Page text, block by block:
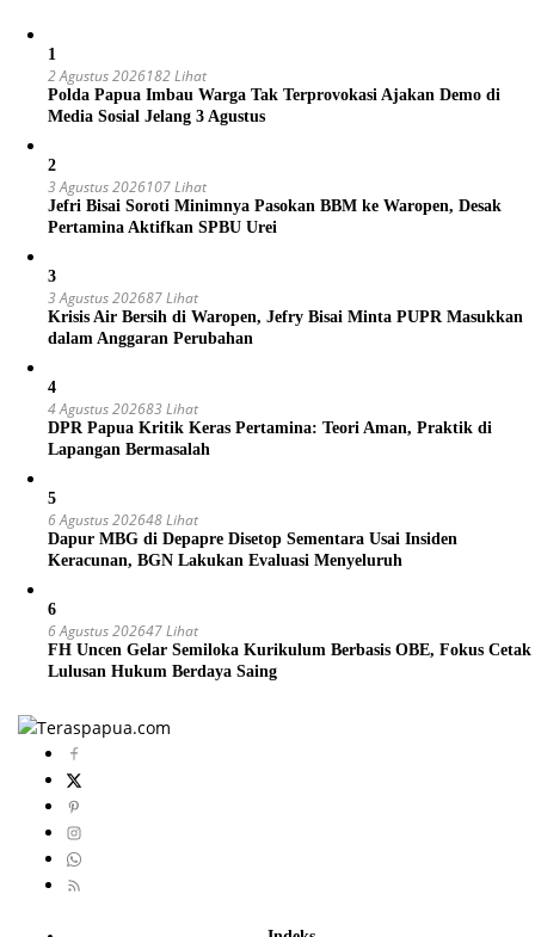
1
2 Agustus 2026182 Lihat
Polda Papua Imbau Warga Tak Terprovokasi Ajakan Demo di
Media Sosial Jelang 3 Agustus
2
3 Agustus 2026107 Lihat
Jefri Bisai Soroti Minimnya Pasokan BBM ke Waropen, Desak
Pertamina Aktifkan SPBU Urei
3
3 Agustus 202687 Lihat
Krisis Air Bersih di Waropen, Jefry Bisai Minta PUPR Masukkan
dalam Anggaran Perubahan
4
4 Agustus 202683 Lihat
DPR Papua Kritik Keras Pertamina: Teori Aman, Praktik di
Lapangan Bermasalah
5
6 Agustus 202648 Lihat
Dapur MBG di Depapre Disetop Sementara Usai Insiden
Keracunan, BGN Lakukan Evaluasi Menyeluruh
6
6 Agustus 202647 Lihat
FH Uncen Gelar Semiloka Kurikulum Berbasis OBE, Fokus Cetak
Lulusan Hukum Berdaya Saing